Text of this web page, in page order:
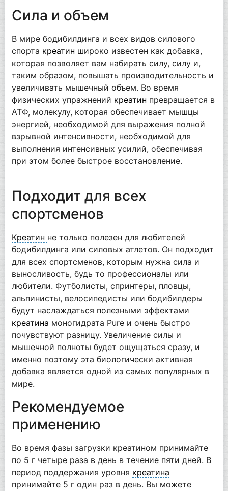
Сила и объем
В мире бодибилдинга и всех видов силового
спорта креатин широко известен как добавка,
которая позволяет вам набирать силу, силу и,
таким образом, повышать производительность и
увеличивать мышечный объем. Во время
физических упражнений креатин превращается в
АТФ, молекулу, которая обеспечивает мышцы
энергией, необходимой для выражения полной
взрывной интенсивности, необходимой для
выполнения интенсивных усилий, обеспечивая
при этом более быстрое восстановление.
Подходит для всех
спортсменов
Креатин не только полезен для любителей
бодибилдинга или силовых атлетов. Он подходит
для всех спортсменов, которым нужна сила и
выносливость, будь то профессионалы или
любители. Футболисты, спринтеры, пловцы,
альпинисты, велосипедисты или бодибилдеры
будут наслаждаться полезными эффектами
креатина моногидрата Pure и очень быстро
почувствуют разницу. Увеличение силы и
мышечной полноты будет ощущаться сразу, и
именно поэтому эта биологически активная
добавка является одной из самых популярных в
мире.
Рекомендуемое
применению
Во время фазы загрузки креатином принимайте
по 5 г четыре раза в день в течение пяти дней. В
период поддержания уровня креатина
принимайте 5 г один раз в день. Вы можете